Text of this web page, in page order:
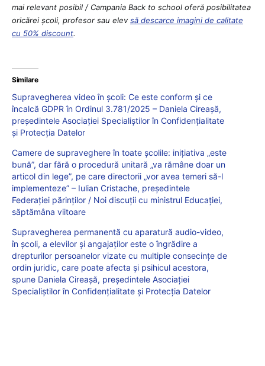
mai relevant posibil / Campania Back to school oferă posibilitatea
oricărei școli, profesor sau elevsă descarce imagini de calitate
cu 50% discount.
Similare
Supravegherea video în școli: Ce este conform și ce
încalcă GDPR în Ordinul 3.781/2025 – Daniela Cireașă,
președintele Asociației Specialiștilor în Confidențialitate
și Protecția Datelor
Camere de supraveghere în toate școlile: inițiativa „este
bună”, dar fără o procedură unitară „va rămâne doar un
articol din lege”, pe care directorii „vor avea temeri să-l
implementeze” – Iulian Cristache, președintele
Federației părinților / Noi discuții cu ministrul Educației,
săptămâna viitoare
Supravegherea permanentă cu aparatură audio-video,
în școli, a elevilor și angajaților este o îngrădire a
drepturilor persoanelor vizate cu multiple consecințe de
ordin juridic, care poate afecta și psihicul acestora,
spune Daniela Cireașă, președintele Asociației
Specialiștilor în Confidențialitate și Protecția Datelor